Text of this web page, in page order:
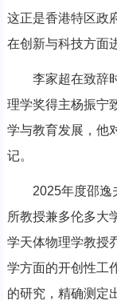
这正是香港特区政
在创新与科技方面
李家超在致辞时
理学奖得主杨振宁
学与教育发展，他
记。
2025年度邵逸夫
所教授兼多伦多大
学天体物理学教授
学方面的开创性工
的研究，精确测定